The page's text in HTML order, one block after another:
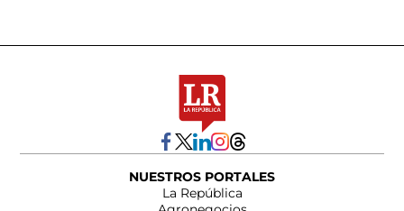
NUESTROS PORTALES
La República